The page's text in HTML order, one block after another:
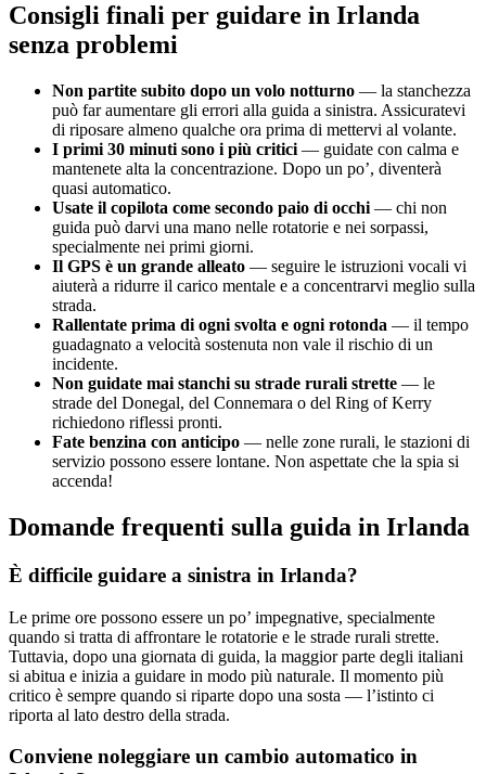
Consigli finali per guidare in Irlanda
senza problemi
Non partite subito dopo un volo notturno — la stanchezza
può far aumentare gli errori alla guida a sinistra. Assicuratevi
di riposare almeno qualche ora prima di mettervi al volante.
I primi 30 minuti sono i più critici — guidate con calma e
mantenete alta la concentrazione. Dopo un po’, diventerà
quasi automatico.
Usate il copilota come secondo paio di occhi — chi non
guida può darvi una mano nelle rotatorie e nei sorpassi,
specialmente nei primi giorni.
Il GPS è un grande alleato — seguire le istruzioni vocali vi
aiuterà a ridurre il carico mentale e a concentrarvi meglio sulla
strada.
Rallentate prima di ogni svolta e ogni rotonda — il tempo
guadagnato a velocità sostenuta non vale il rischio di un
incidente.
Non guidate mai stanchi su strade rurali strette — le
strade del Donegal, del Connemara o del Ring of Kerry
richiedono riflessi pronti.
Fate benzina con anticipo — nelle zone rurali, le stazioni di
servizio possono essere lontane. Non aspettate che la spia si
accenda!
Domande frequenti sulla guida in Irlanda
È difficile guidare a sinistra in Irlanda?
Le prime ore possono essere un po’ impegnative, specialmente
quando si tratta di affrontare le rotatorie e le strade rurali strette.
Tuttavia, dopo una giornata di guida, la maggior parte degli italiani
si abitua e inizia a guidare in modo più naturale. Il momento più
critico è sempre quando si riparte dopo una sosta — l’istinto ci
riporta al lato destro della strada.
Conviene noleggiare un cambio automatico in